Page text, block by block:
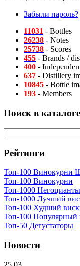
Забыли пароль?
11031 - Bottles
26238 - Notes
25738 - Scores
455 - Brands /
400 -
637 - Distillery
10845 - Bottle
193 - Members
Поиск в каталоге
Рейтинги
Топ-100 Винокурни
Топ-100 Винокурни
Топ-1000 Негоцианты
Топ-1000 Лучший
Топ-100 Худший
Топ-100 Популярный
Топ-50 Дегустаторы
Новости
25.03